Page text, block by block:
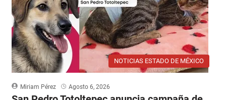
NOTICIAS ESTADO DE MÉXICO
Miriam Pérez Agosto 6, 2026